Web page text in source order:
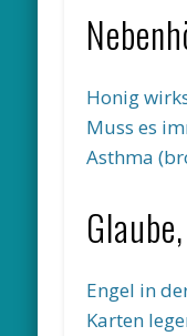
Honig
Muss es
Asthma
Engel in
Karten